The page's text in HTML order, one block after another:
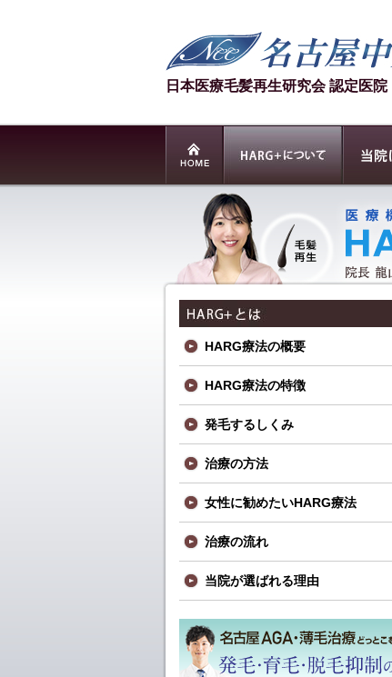
日本医療毛髪再生研究会 認定医院
HARG療法の概要
HARG療法の特徴
発毛するしくみ
治療の方法
女性に勧めたいHARG療法
治療の流れ
当院が選ばれる理由